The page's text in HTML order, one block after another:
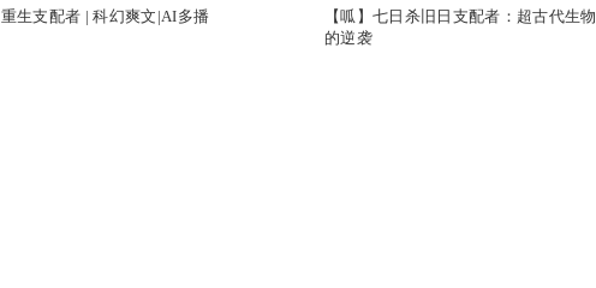
重生支配者 | 科幻爽文|AI多播
【呱】七日杀旧日支配者：超古代生物
的逆袭